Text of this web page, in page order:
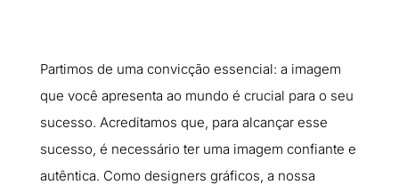
Partimos de uma convicção essencial: a imagem
que você apresenta ao mundo é crucial para o seu
sucesso. Acreditamos que, para alcançar esse
sucesso, é necessário ter uma imagem confiante e
autêntica. Como designers gráficos, a nossa